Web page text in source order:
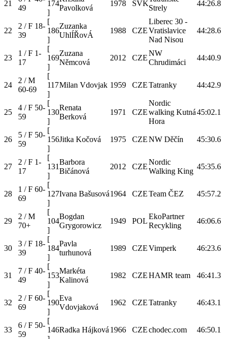
21
49
174
]
Pavolková
1978 SVK
Strely
44:26.8
22
2 / F 18-
39
[
186
]
Zuzanka
UhlÍŘovÁ
1988 CZE
Liberec 30 -
Vratislavice
Nad Nisou
44:28.6
23
1 / F 1-
17
[
169
]
Zuzana
Němcová
2012 CZE
NW
Chrudimáci
44:40.9
24
2 / M
60-69
[
117
]
Milan Vdovjak 1959 CZETatranky 44:42.9
25
4 / F 50-
59
[
130
]
Renata
Berková
1971 CZE
Nordic
walking Kutná
Hora
45:02.1
26
5 / F 50-
59
[
156
]
Jitka Kočová 1975 CZENW Děčín 45:30.6
27
2 / F 1-
17
[
131
]
Barbora
Bičánová
2012 CZE
Nordic
Walking King
45:35.6
28
1 / F 60-
69
[
127
]
Ivana Bašusová1964 CZETeam ČEZ 45:57.2
29
2 / M
70+
[
104
]
Bogdan
Grygorowicz
1949 POL
EkoPartner
Recykling
46:06.6
30
3 / F 18-
39
[
184
]
Pavla
turhunová
1989 CZEVimperk 46:23.6
31
7 / F 40-
49
[
153
]
Markéta
Kalinová
1982 CZEHAMR team 46:41.3
32
2 / F 60-
69
[
190
]
Eva
Vdovjaková
1962 CZETatranky 46:43.1
33
6 / F 50-
59
[
146Radka Hájková 1966 CZEchodec.com 46:50.1